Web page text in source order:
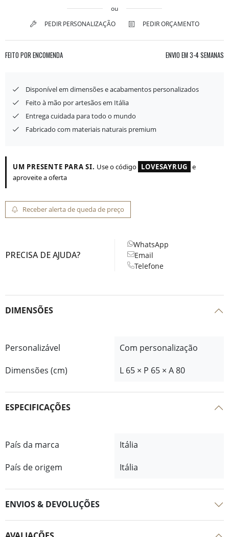
ou
PEDIR PERSONALIZAÇÃO
PEDIR ORÇAMENTO
FEITO POR ENCOMENDA ENVIO EM 3-4 SEMANAS
Disponível em dimensões e acabamentos personalizados
Feito à mão por artesãos em Itália
Entrega cuidada para todo o mundo
Fabricado com materiais naturais premium
UM PRESENTE PARA SI. Use o código LOVESAYRUG e
aproveite a oferta
Receber alerta de queda de preço
PRECISA DE AJUDA?
WhatsApp
Email
Telefone
DIMENSÕES
Personalizável
Com personalização
Dimensões (cm)
L 65 × P 65 × A 80
ESPECIFICAÇÕES
País da marca
Itália
País de origem
Itália
ENVIOS & DEVOLUÇÕES